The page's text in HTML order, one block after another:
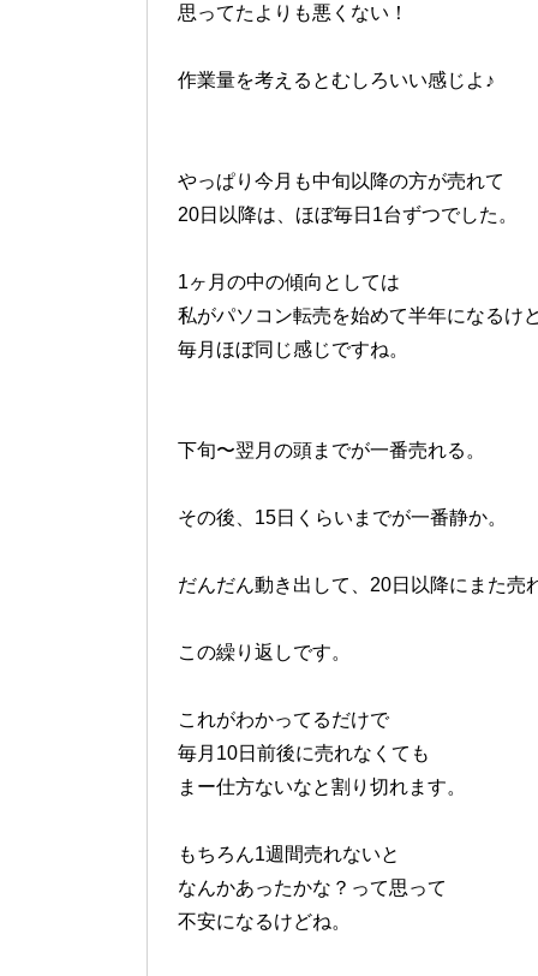
思ってたよりも悪くない！
作業量を考えるとむしろいい感じよ♪
やっぱり今月も中旬以降の方が売れて
20日以降は、ほぼ毎日1台ずつでした。
1ヶ月の中の傾向としては
私がパソコン転売を始めて半年になるけ
毎月ほぼ同じ感じですね。
下旬〜翌月の頭までが一番売れる。
その後、15日くらいまでが一番静か。
だんだん動き出して、20日以降にまた売
この繰り返しです。
これがわかってるだけで
毎月10日前後に売れなくても
まー仕方ないなと割り切れます。
もちろん1週間売れないと
なんかあったかな？って思って
不安になるけどね。